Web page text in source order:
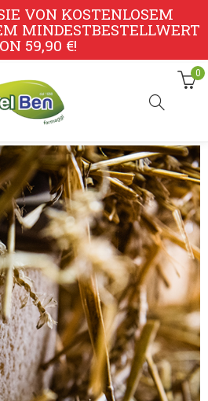
VON KOSTENLOSEM
MINDESTBESTELLWERT
59,90 €!
0